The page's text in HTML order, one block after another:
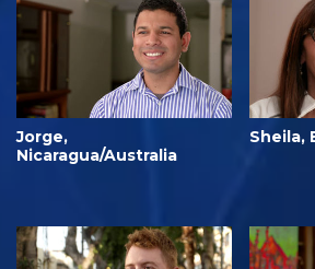
Jorge,
Nicaragua/Australia
Sheila,